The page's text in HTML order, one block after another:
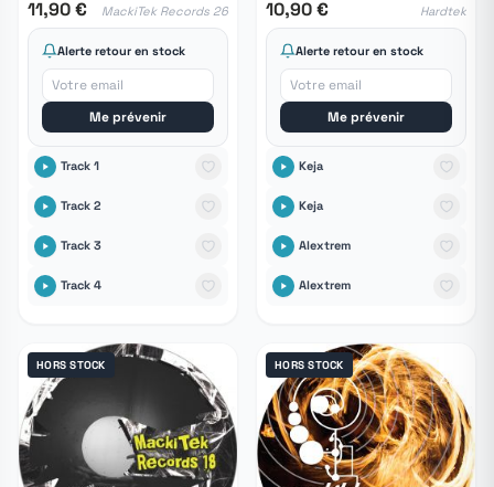
11,90 € MackiTek Records 26
Alerte retour en stock
Me prévenir
Track 1
Track 2
Track 3
Track 4
10,90 € Hardtek
Alerte retour en stock
Me prévenir
Keja
Keja
Alextrem
Alextrem
HORS STOCK HORS STOCK